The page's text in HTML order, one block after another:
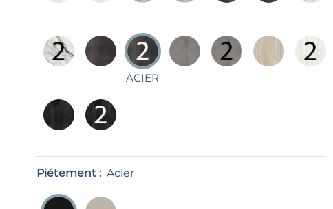
ACIER
Piétement : Acier